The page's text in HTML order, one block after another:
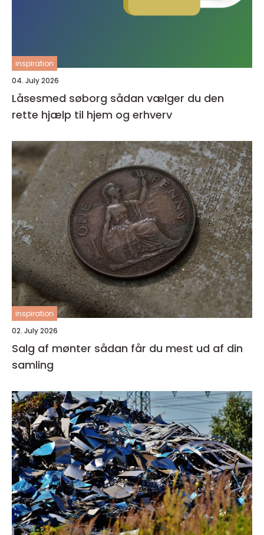
inspiration
04. July 2026
Låsesmed søborg sådan vælger du den
rette hjælp til hjem og erhverv
inspiration
02. July 2026
Salg af mønter sådan får du mest ud af din
samling